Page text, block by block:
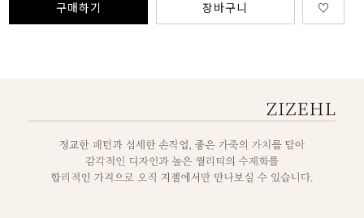
구매하기 장바구니 ♡